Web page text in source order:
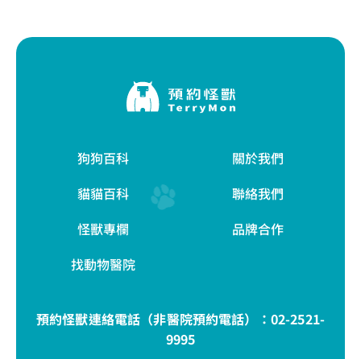
狗狗百科
貓貓百科
怪獸專欄
找動物醫院
關於我們
聯絡我們
品牌合作
預約怪獸連絡電話（非醫院預約電話）： 02-2521-
9995